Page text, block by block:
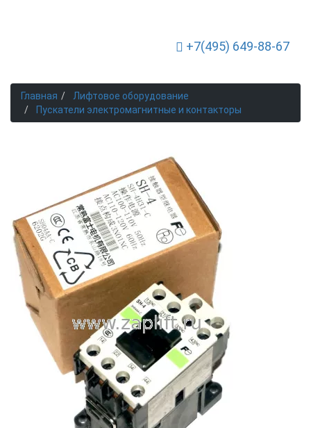
+7(495) 649-88-67
Toggle Navigation
Главная
Лифтовое оборудование
Пускатели электромагнитные и контакторы